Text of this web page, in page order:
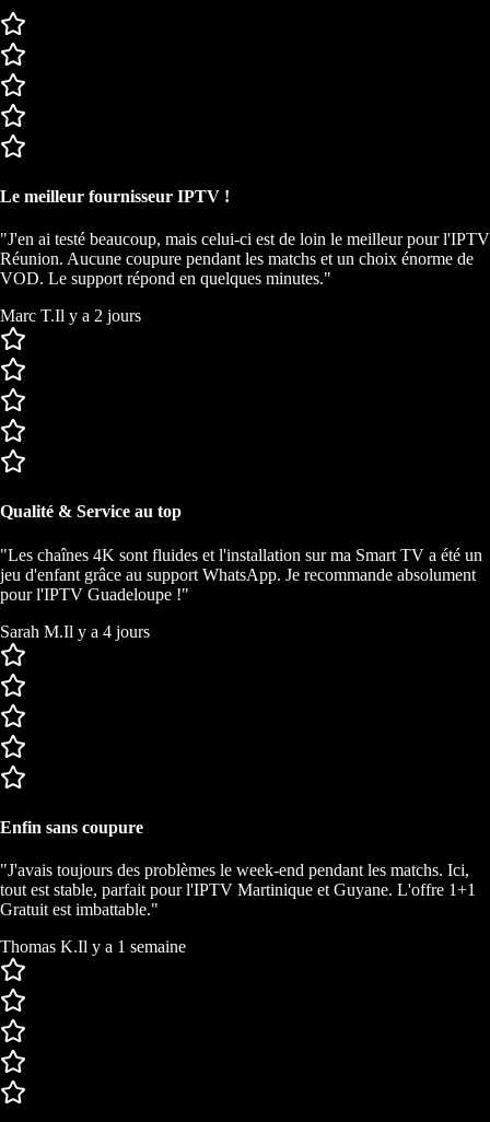
Le meilleur fournisseur IPTV !
"J'en ai testé beaucoup, mais celui-ci est de loin le meilleur pour l'IPTV
Réunion. Aucune coupure pendant les matchs et un choix énorme de
VOD. Le support répond en quelques minutes."
Marc T.Il y a 2 jours
Qualité & Service au top
"Les chaînes 4K sont fluides et l'installation sur ma Smart TV a été un
jeu d'enfant grâce au support WhatsApp. Je recommande absolument
pour l'IPTV Guadeloupe !"
Sarah M.Il y a 4 jours
Enfin sans coupure
"J'avais toujours des problèmes le week-end pendant les matchs. Ici,
tout est stable, parfait pour l'IPTV Martinique et Guyane. L'offre 1+1
Gratuit est imbattable."
Thomas K.Il y a 1 semaine